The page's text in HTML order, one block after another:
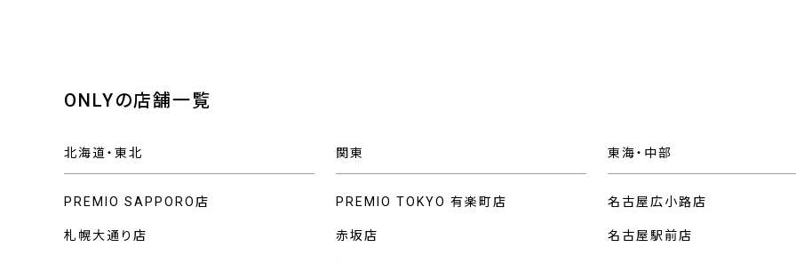
ONLYの店舗一覧
北海道・東北
PREMIO SAPPORO店
札幌大通り店
関東
PREMIO TOKYO 有楽町店
赤坂店
東海・中部
名古屋広小路店
名古屋駅前店